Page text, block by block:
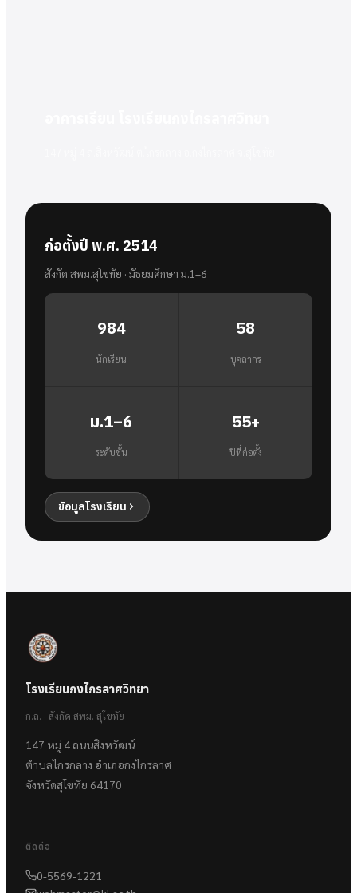
ก่อตั้งปี พ.ศ. 2514
สังกัด สพม.สุโขทัย · มัธยมศึกษา ม.1–6
984
นักเรียน
58
บุคลากร
ม.1–6
ระดับชั้น
55+
ปีที่ก่อตั้ง
ข้อมูลโรงเรียน
โรงเรียนกงไกรลาศวิทยา
ก.ล. · สังกัด สพม. สุโขทัย
147 หมู่ 4 ถนนสิงหวัฒน์
ตำบลไกรกลาง อำเภอกงไกรลาศ
จังหวัดสุโขทัย 64170
ติดต่อ
0-5569-1221